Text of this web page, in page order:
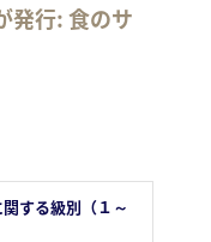
発行: 食のサ
する級別（１～